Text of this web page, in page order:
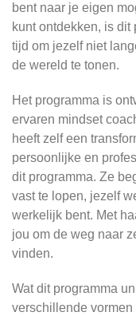
bent naar je eigen
kunt ontdekken, is dit
tijd om jezelf niet
de wereld te tonen.
Het programma is
ervaren mindset
heeft zelf een
persoonlijke en
dit programma. Ze
vast te lopen, jezelf
werkelijk bent. Met
jou om de weg naar
vinden.
Wat dit programma
verschillende